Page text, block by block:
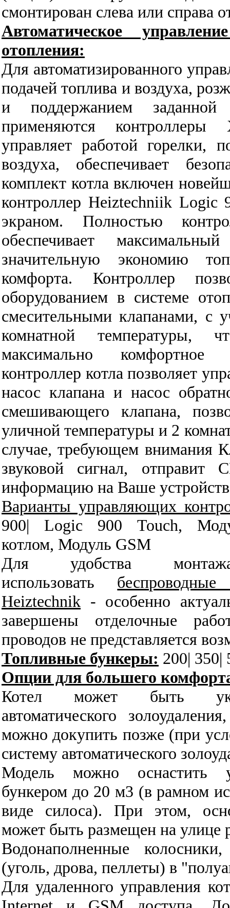
смонтирован слева или справа
Автоматическое
отопления:
Для автоматизированного
подачей топлива и воздуха,
и поддержанием
применяются контроллеры
управляет работой горелки,
воздуха, обеспечивает
комплект котла включен
контроллер Heiztechniik
экраном. Полностью
обеспечивает
значительную экономию
комфорта. Контроллер
оборудованием в системе
смесительными клапанами, с
комнатной температуры,
максимально комфортное
контроллер котла позволяет
насос клапана и насос
смешивающего клапана,
уличной температуры и 2
случае, требующем внимания
звуковой сигнал,
информацию на Ваше
Варианты управляющих
900| Logic 900 Touch,
котлом, Модуль GSM
Для удобства
использовать
Heiztechnik - особенно
завершены отделочные
проводов не представляется
Топливные бункеры: 200| 350|
Опции для большего
Котел может быть
автоматического
можно докупить позже (при
систему автоматического
Модель можно оснастить
бункером до 20 м3 (в рамном
виде силоса). При этом,
может быть размещен на улице
Водонаполненные
(уголь, дрова, пеллеты) в
Для удаленного управления